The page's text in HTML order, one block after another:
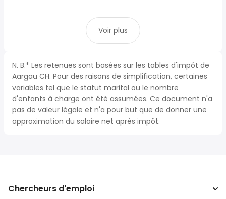
Voir plus
N. B.* Les retenues sont basées sur les tables d'impôt de
Aargau CH. Pour des raisons de simplification, certaines
variables tel que le statut marital ou le nombre
d'enfants à charge ont été assumées. Ce document n'a
pas de valeur légale et n'a pour but que de donner une
approximation du salaire net après impôt.
Chercheurs d'emploi